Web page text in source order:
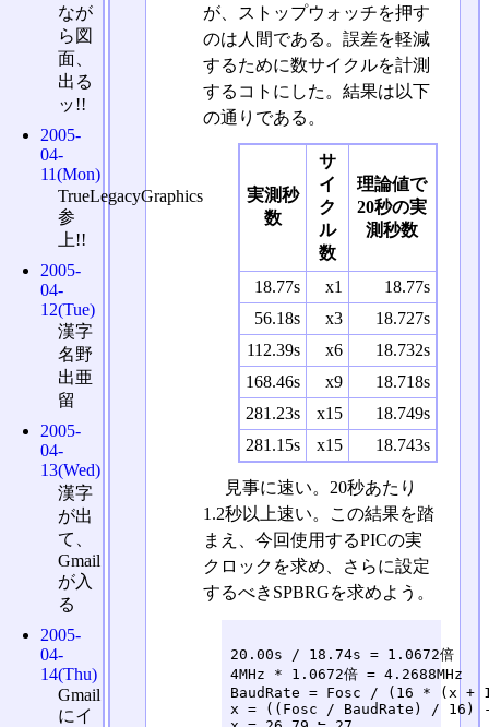
が、ストップウォッチを押す
のは人間である。誤差を軽減
するために数サイクルを計測
するコトにした。結果は以下
の通りである。
実測秒
数
サ
イ
ク
ル
数
理論値で
20秒の実
測秒数
18.77s x1
18.77s
56.18s
x3
18.727s
112.39s
x6
18.732s
168.46s
x9
18.718s
281.23s
x15
18.749s
281.15s
x15 18.743s
見事に速い。20秒あたり
1.2秒以上速い。この結果を踏
まえ、今回使用するPICの実
クロックを求め、さらに設定
するべきSPBRGを求めよう。
20.00s / 18.74s = 1.0672倍
4MHz * 1.0672倍 = 4.2688MHz
BaudRate = Fosc / (16 * (x +
x = ((Fosc / BaudRate) / 16)
なが
ら図
面、
出る
ッ!!
2005-
04-
11(Mon)
TrueLegacyGraphics
参
上!!
2005-
04-
12(Tue)
漢字
名野
出亜
留
2005-
04-
13(Wed)
漢字
が出
て、
Gmail
が入
る
2005-
04-
14(Thu)
Gmail
にイ